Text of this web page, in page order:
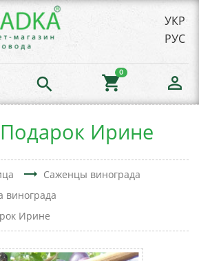
УКР
РУС
search shopping_cart
0
person_outline
Ирине
trending_flat Саженцы винограда
винограда
Ирине